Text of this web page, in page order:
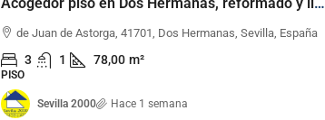
Acogedor piso en Dos Hermanas, reformado y listo para entrar a vivir
de Juan de Astorga, 41701, Dos Hermanas, Sevilla, España
3 1 78,00 m²
PISO
Sevilla 2000 Hace 1 semana